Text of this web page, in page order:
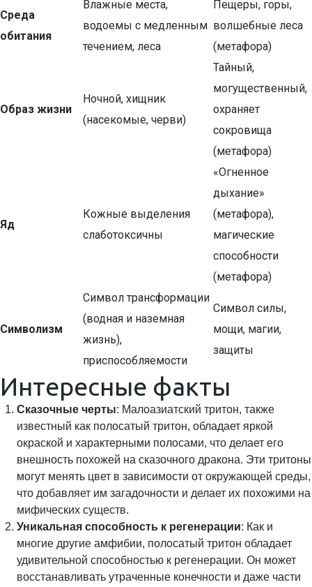
Среда
обитания
Влажные места,
водоемы с медленным
течением, леса
Пещеры, горы,
волшебные леса
(метафора)
Образ жизни
Ночной, хищник
(насекомые, черви)
Тайный,
могущественный,
охраняет
сокровища
(метафора)
Яд
Кожные выделения
слаботоксичны
«Огненное
дыхание»
(метафора),
магические
способности
(метафора)
Символизм
Символ трансформации
(водная и наземная
жизнь),
приспособляемости
Символ силы,
мощи, магии,
защиты
Интересные факты
Сказочные черты: Малоазиатский тритон, также
известный как полосатый тритон, обладает яркой
окраской и характерными полосами, что делает его
внешность похожей на сказочного дракона. Эти тритоны
могут менять цвет в зависимости от окружающей среды,
что добавляет им загадочности и делает их похожими на
мифических существ.
Уникальная способность к регенерации: Как и
многие другие амфибии, полосатый тритон обладает
удивительной способностью к регенерации. Он может
восстанавливать утраченные конечности и даже части